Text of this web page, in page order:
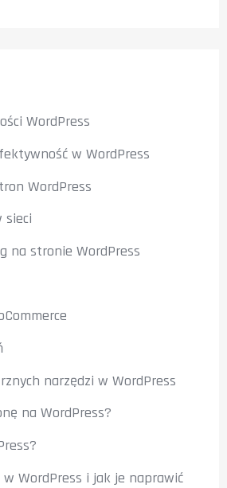
WordPress
w WordPress
WordPress
sieci
na stronie WordPress
narzędzi w WordPress
na WordPress?
w WordPress i jak je naprawić